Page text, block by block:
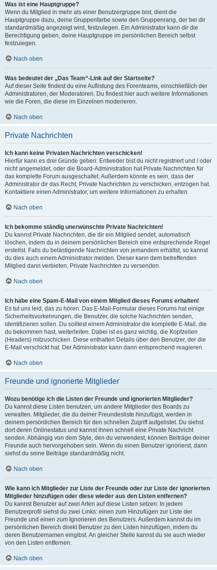
Was ist eine Hauptgruppe?
Wenn du Mitglied in mehr als einer Benutzergruppe bist, dient die
Hauptgruppe dazu, deine Gruppenfarbe sowie den Gruppenrang, der bei dir
standardmäßig angezeigt wird, festzulegen. Ein Administrator kann dir die
Berechtigung geben, deine Hauptgruppe im persönlichen Bereich selbst
festzulegen.
Nach oben
Was bedeutet der „Das Team“-Link auf der Startseite?
Auf dieser Seite findest du eine Auflistung des Forenteams, einschließlich der
Administratoren, der Moderatoren. Du findest hier auch weitere Informationen
wie die Foren, die diese im Einzelnen moderieren.
Nach oben
Private Nachrichten
Ich kann keine Privaten Nachrichten verschicken!
Hierfür kann es drei Gründe geben: Entweder bist du nicht registriert und / oder
nicht angemeldet, oder die Board-Administration hat Private Nachrichten für
das komplette Forum ausgeschaltet. Außerdem könnte es sein, dass der
Administrator dir das Recht, Private Nachrichten zu verschicken, entzogen hat.
Kontaktiere einen Administrator, um weitere Informationen zu erhalten.
Nach oben
Ich bekomme ständig unerwünschte Private Nachrichten!
Du kannst Private Nachrichten, die dir ein Mitglied sendet, automatisch
löschen, indem du in deinem persönlichen Bereich eine entsprechende Regel
erstellst. Falls du belästigende Nachrichten von jemandem erhältst, so kannst
du dies auch einem Administrator melden. Dieser kann dem betreffenden
Mitglied dann verbieten, Private Nachrichten zu versenden.
Nach oben
Ich habe eine Spam-E-Mail von einem Mitglied dieses Forums erhalten!
Es tut uns leid, das zu hören. Das E-Mail-Formular dieses Forums hat einige
Sicherheitsvorkehrungen, die Benutzer, die solche Nachrichten senden,
identifizieren sollen. Du solltest einem Administrator die komplette E-Mail, die
du bekommen hast, weiterleiten. Dabei ist es ganz wichtig, die Kopfzeilen
(Headers) mitzuschicken. Diese enthalten Details über den Benutzer, der die
E-Mail verschickt hat. Der Administrator kann dann entsprechend reagieren.
Nach oben
Freunde und ignorierte Mitglieder
Wozu benötige ich die Listen der Freunde und ignorierten Mitglieder?
Du kannst diese Listen benutzen, um andere Mitglieder des Boards zu
verwalten. Mitglieder, die du deiner Freundesliste hinzufügst, werden in
deinem persönlichen Bereich für den schnellen Zugriff aufgelistet. Du siehst
dort deren Onlinestatus und kannst ihnen schnell eine Private Nachricht
senden. Abhängig von dem Style, den du verwendest, können Beiträge deiner
Freunde auch hervorgehoben sein. Wenn du einen Benutzer ignorierst, dann
siehst du seine Beiträge standardmäßig nicht.
Nach oben
Wie kann ich Mitglieder zur Liste der Freunde oder zur Liste der ignorierten
Mitglieder hinzufügen oder diese wieder aus den Listen entfernen?
Du kannst Benutzer auf zwei Arten auf diese Listen setzen: In jedem
Benutzerprofil siehst du zwei Links: einen zum Hinzufügen zur Liste der
Freunde und einen zum Ignorieren des Benutzers. Außerdem kannst du im
persönlichen Bereich direkt Benutzer zu den Listen hinzufügen, indem du
deren Benutzernamen eingibst. An gleicher Stelle kannst du sie auch wieder
von den Listen entfernen.
Nach oben